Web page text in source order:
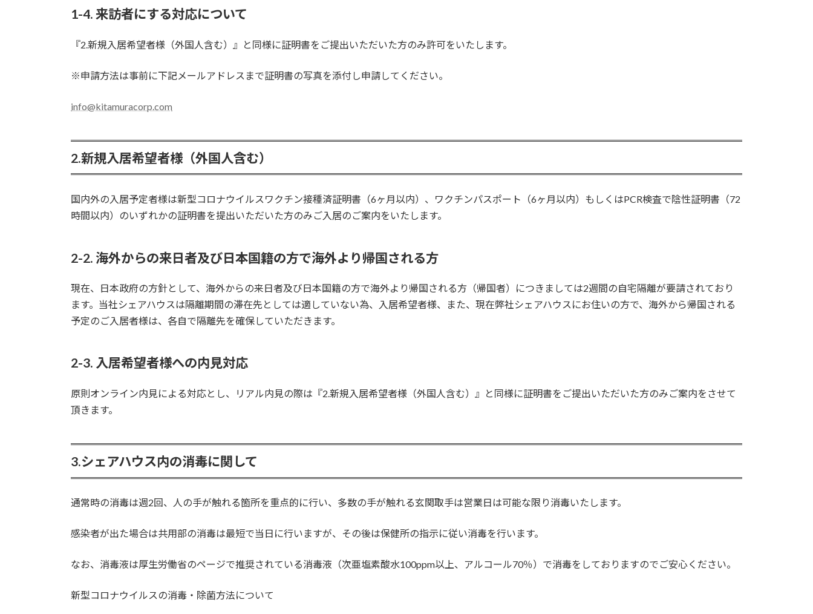
1-4. 来訪者にする対応について
『2.新規入居希望者様（外国人含む）』と同様に証明書をご提出いただいた方のみ許可をいたします。
※申請方法は事前に下記メールアドレスまで証明書の写真を添付し申請してください。
info@kitamuracorp.com
2.新規入居希望者様（外国人含む）
国内外の入居予定者様は新型コロナウイルスワクチン接種済証明書（6ヶ月以内）、ワクチンパスポート（6ヶ月以内）もしくはPCR検査で陰性証明書（72
時間以内）のいずれかの証明書を提出いただいた方のみご入居のご案内をいたします。
2-2. 海外からの来日者及び日本国籍の方で海外より帰国される方
現在、日本政府の方針として、海外からの来日者及び日本国籍の方で海外より帰国される方（帰国者）につきましては2週間の自宅隔離が要請されており
ます。当社シェアハウスは隔離期間の滞在先としては適していない為、入居希望者様、また、現在弊社シェアハウスにお住いの方で、海外から帰国される
予定のご入居者様は、各自で隔離先を確保していただきます。
2-3. 入居希望者様への内見対応
原則オンライン内見による対応とし、リアル内見の際は『2.新規入居希望者様（外国人含む）』と同様に証明書をご提出いただいた方のみご案内をさせて
頂きます。
3.シェアハウス内の消毒に関して
通常時の消毒は週2回、人の手が触れる箇所を重点的に行い、多数の手が触れる玄関取手は営業日は可能な限り消毒いたします。
感染者が出た場合は共用部の消毒は最短で当日に行いますが、その後は保健所の指示に従い消毒を行います。
なお、消毒液は厚生労働省のページで推奨されている消毒液（次亜塩素酸水100ppm以上、アルコール70％）で消毒をしておりますのでご安心ください。
新型コロナウイルスの消毒・除菌方法について